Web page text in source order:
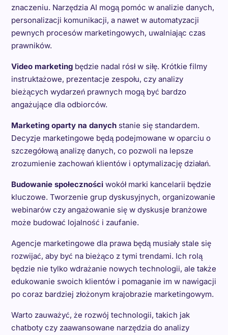
znaczeniu. Narzędzia AI mogą pomóc w analizie danych,
personalizacji komunikacji, a nawet w automatyzacji
pewnych procesów marketingowych, uwalniając czas
prawników.
Video marketingbędzie nadal rósł w siłę. Krótkie filmy
instruktażowe, prezentacje zespołu, czy analizy
bieżących wydarzeń prawnych mogą być bardzo
angażujące dla odbiorców.
Marketing oparty na danychstanie się standardem.
Decyzje marketingowe będą podejmowane w oparciu o
szczegółową analizę danych, co pozwoli na lepsze
zrozumienie zachowań klientów i optymalizację działań.
Budowanie społecznościwokół marki kancelarii będzie
kluczowe. Tworzenie grup dyskusyjnych, organizowanie
webinarów czy angażowanie się w dyskusje branżowe
może budować lojalność i zaufanie.
Agencje marketingowe dla prawa będą musiały stale się
rozwijać, aby być na bieżąco z tymi trendami. Ich rolą
będzie nie tylko wdrażanie nowych technologii, ale także
edukowanie swoich klientów i pomaganie im w nawigacji
po coraz bardziej złożonym krajobrazie marketingowym.
Warto zauważyć, że rozwój technologii, takich jak
chatboty czy zaawansowane narzędzia do analizy